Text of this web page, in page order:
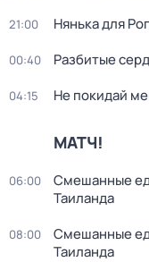
21:00 Нянька для
00:40 Разбитые
04:15 Не покидай
МАТЧ!
06:00
Смешанные
Таиланда
08:00
Смешанные
Таиланда